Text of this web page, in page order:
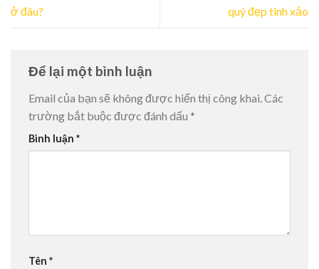
ở đâu? quý đẹp tinh xảo
Để lại một bình luận
Email của bạn sẽ không được hiển thị công khai. Các
trường bắt buộc được đánh dấu *
Bình luận *
Tên *